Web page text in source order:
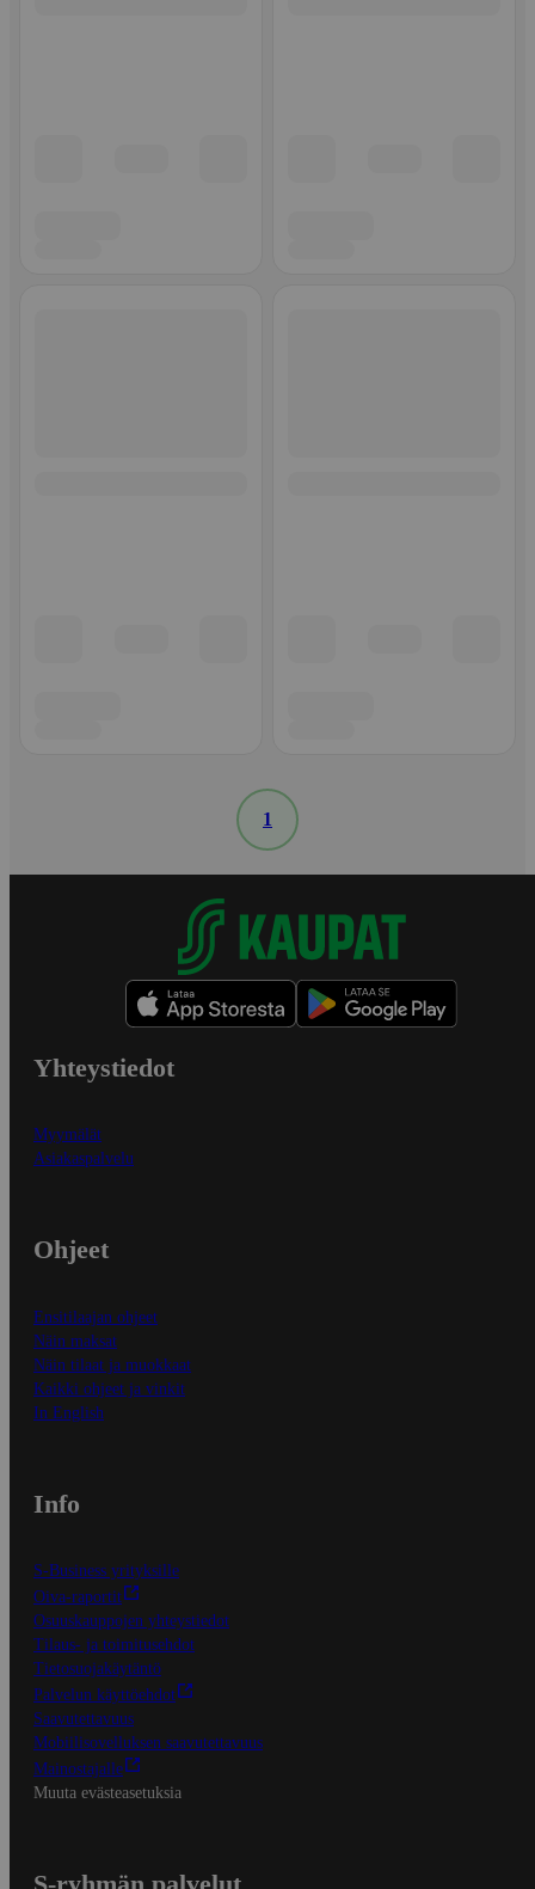
1
Yhteystiedot
Myymälät
Asiakaspalvelu
Ohjeet
Ensitilaajan ohjeet
Näin maksat
Näin tilaat ja muokkaat
Kaikki ohjeet ja vinkit
In English
Info
S-Business yrityksille
Oiva-raportit
Osuuskauppojen yhteystiedot
Tilaus- ja toimitusehdot
Tietosuojakäytäntö
Palvelun käyttöehdot
Saavutettavuus
Mobiilisovelluksen saavutettavuus
Mainostajalle
Muuta evästeasetuksia